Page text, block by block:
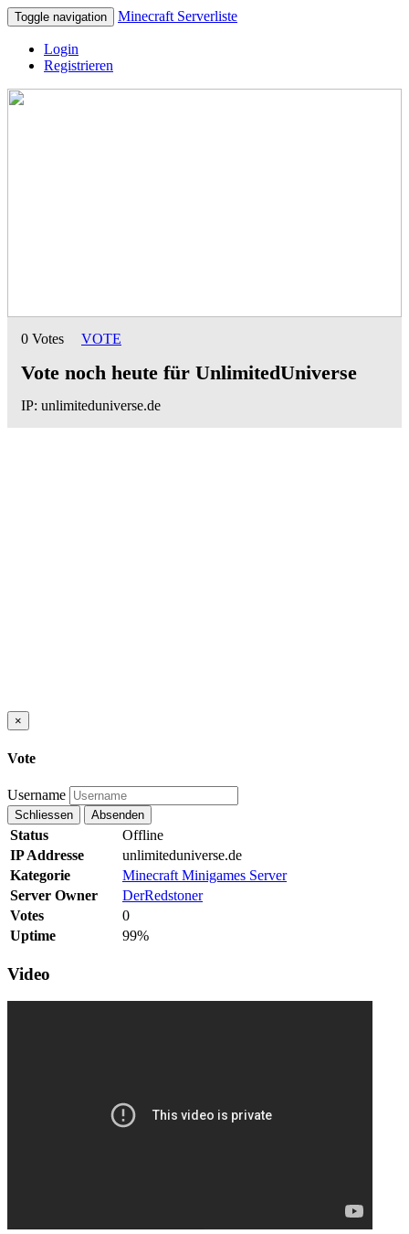
Toggle navigation Minecraft Serverliste
Login
Registrieren
0 Votes VOTE
Vote noch heute für UnlimitedUniverse
IP: unlimiteduniverse.de
×
Vote
Username
Schliessen Absenden
Status
Offline
IP Addresse
unlimiteduniverse.de
Kategorie
Minecraft Minigames Server
Server Owner
DerRedstoner
Votes
0
Uptime
99%
Video